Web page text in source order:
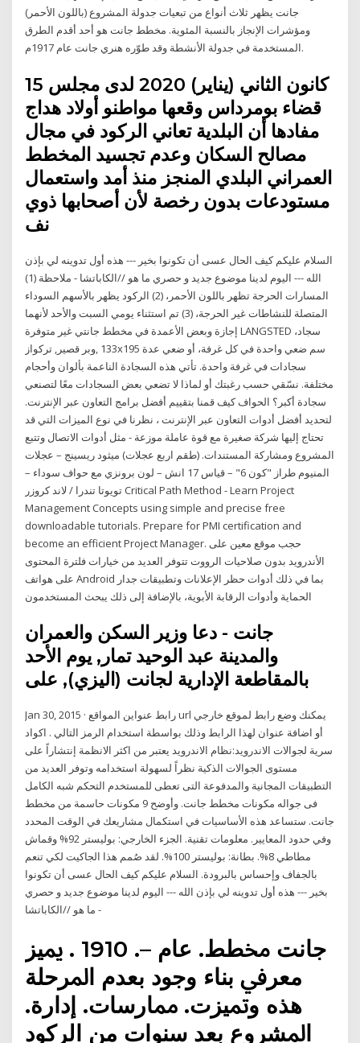
جانت يظهر ثلاث أنواع من تبعيات جدولة المشروع (باللون الأحمر)
ومؤشرات الإنجاز بالنسبة المئوية. مخطط جانت هو أحد أقدم الطرق
المستخدمة في جدولة الأنشطة وقد طوّره هنري جانت عام 1917م.
15 كانون الثاني (يناير) 2020 لدى مجلس
قضاء بومرداس وقعها مواطنو أولاد هداج
مفادها أن البلدية تعاني الركود في مجال
مصالح السكان وعدم تجسيد المخطط
العمراني البلدي المنجز منذ أمد واستعمال
مستودعات بدون رخصة لأن أصحابها ذوي
نف
السلام عليكم كيف الحال عسى أن تكونوا بخير --- هذه أول تدوينه لي بإذن
الله --- اليوم لدينا موضوع جديد و حصري ما هو //الكاباتشا - ملاحظة (1)
المسارات الحرجة تظهر باللون الأحمر، (2) الركود يظهر بالأسهم السوداء
المتصلة للنشاطات غير الحرجة، (3) تم استثناء يومي السبت والأحد لأنهما
إجازة وبعض الأعمدة في مخطط جانتي غير متوفرة LANGSTED سجاد،
وبر قصير, تركواز, ‎133x195 سم‏ ضعي واحدة في كل غرفة، أو ضعي عدة
سجادات في غرفة واحدة. تأتي هذه السجادة الناعمة بألوان وأحجام
مختلفة. نسّقي حسب رغبتك أو لماذا لا تضعي بعض السجادات معًا لتصنعي
سجادة أكبر؟ الحواف كيف قمنا بتقييم أفضل برامج التعاون عبر الإنترنت.
لتحديد أفضل أدوات التعاون عبر الإنترنت ، نظرنا في نوع الميزات التي قد
تحتاج إليها شركة صغيرة مع قوة عاملة موزعة - مثل أدوات الاتصال وتتبع
المشروع ومشاركة المستندات. (طقم اربع عجلات) ميثود ريسينج – عجلات
المنيوم طراز "كون 6" – قياس 17 انش – لون برونزي مع حواف سوداء –
تويوتا تندرا / لاند كروزر Critical Path Method - Learn Project
Management Concepts using simple and precise free
downloadable tutorials. Prepare for PMI certification and
become an efficient Project Manager. حجب موقع معين على
الأندرويد بدون صلاحيات الرووت تتوفر العديد من خيارات فلترة المحتوى
على هواتف Android بما في ذلك أدوات حظر الإعلانات وتطبيقات جدار
الحماية وأدوات الرقابة الأبوية، بالإضافة إلى ذلك يبحث المستخدمون
جانت - دعا وزير السكن والعمران
والمدينة عبد الوحيد تمار, يوم الأحد
بالمقاطعة الإدارية لجانت (اليزي), على
Jan 30, 2015 · رابط عنواين المواقع url يمكنك وضع رابط لموقع خارجي
أو اضافة عنوان لهذا الرابط وذلك بواسطة استخدام الرمز التالي . اكواد
سرية لجوالات الاندرويد:نظام الاندرويد يعتبر من اكثر الانظمة إنتشاراً على
مستوى الجوالات الذكية نظراً لسهولة استخدامه وتوفر العديد من
التطبيقات المجانية والمدفوعة التى تعطى للمستخدم التحكم شبه الكامل
فى جواله مكونات مخطط جانت. وأوضح 9 مكونات حاسمة من مخطط
جانت. ستساعد هذه الأساسيات في استكمال مشاريعك في الوقت المحدد
وفي حدود المعايير. معلومات تقنية. الجزء الخارجي: بوليستر 92% وقماش
مطاطي 8%. بطانة: بوليستر 100%. لقد صُمم هذا الجاكيت لكي تنعم
بالجفاف وإحساس بالبرودة. السلام عليكم كيف الحال عسى أن تكونوا
بخير --- هذه أول تدوينه لي بإذن الله --- اليوم لدينا موضوع جديد و حصري
ما هو //الكاباتشا -
ﺟﺎﻧﺖ ﳐﻄﻂ. ﻋﺎم –. 1910 . ﳝﻴﺰ
ﻣﻌﺮﰲ ﺑﻨﺎء وﺟﻮد ﺑﻌﺪم اﳌﺮﺣﻠﺔ
ﻫﺬﻩ وﲤﻴﺰت. ﳑﺎرﺳﺎت. إدارة.
اﳌﺸﺮوع ﺑﻌﺪ ﺳﻨﻮات ﻣﻦ اﻟﺮﻛﻮد